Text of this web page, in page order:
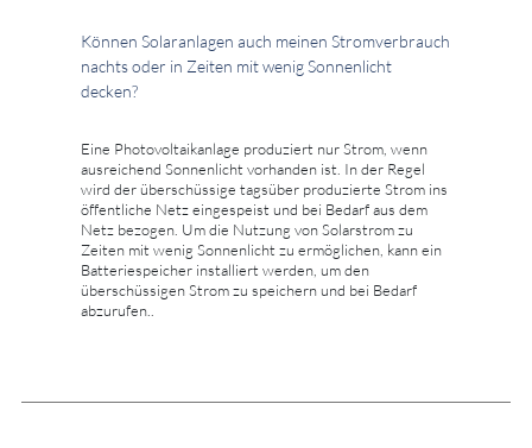
Können Solaranlagen auch meinen Stromverbrauch
nachts oder in Zeiten mit wenig Sonnenlicht
decken?
Eine Photovoltaikanlage produziert nur Strom, wenn
ausreichend Sonnenlicht vorhanden ist. In der Regel
wird der überschüssige tagsüber produzierte Strom ins
öffentliche Netz eingespeist und bei Bedarf aus dem
Netz bezogen. Um die Nutzung von Solarstrom zu
Zeiten mit wenig Sonnenlicht zu ermöglichen, kann ein
Batteriespeicher installiert werden, um den
überschüssigen Strom zu speichern und bei Bedarf
abzurufen..